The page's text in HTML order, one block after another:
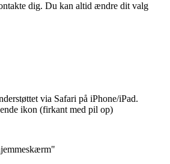
dig. Du kan altid ændre dit valg
via Safari på iPhone/iPad.
ikon (firkant med pil op)